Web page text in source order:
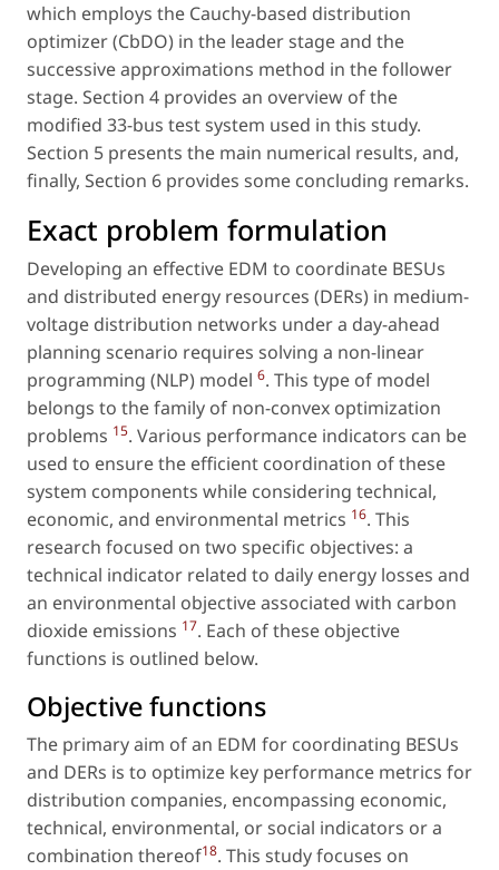
which employs the Cauchy-based distribution
optimizer (CbDO) in the leader stage and the
successive approximations method in the follower
stage. Section 4 provides an overview of the
modified 33-bus test system used in this study.
Section 5 presents the main numerical results, and,
finally, Section 6 provides some concluding remarks.
Exact problem formulation
Developing an effective EDM to coordinate BESUs
and distributed energy resources (DERs) in medium-
voltage distribution networks under a day-ahead
planning scenario requires solving a non-linear
programming (NLP) model 6. This type of model
belongs to the family of non-convex optimization
problems 15. Various performance indicators can be
used to ensure the efficient coordination of these
system components while considering technical,
economic, and environmental metrics 16. This
research focused on two specific objectives: a
technical indicator related to daily energy losses and
an environmental objective associated with carbon
dioxide emissions 17. Each of these objective
functions is outlined below.
Objective functions
The primary aim of an EDM for coordinating BESUs
and DERs is to optimize key performance metrics for
distribution companies, encompassing economic,
technical, environmental, or social indicators or a
combination thereof18. This study focuses on